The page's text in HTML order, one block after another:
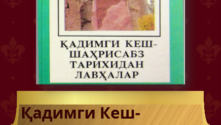
Қадимги Кеш-